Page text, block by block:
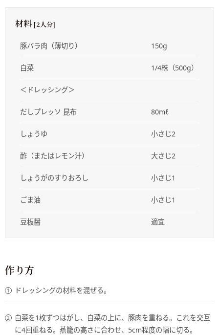
材料 [2人分]
豚バラ肉（薄切り） 150g
白菜 1/4株（500g）
＜ドレッシング＞
だしプレッソ 昆布 80mℓ
しょうゆ 小さじ2
酢（またはレモン汁） 大さじ2
しょうがのすりおろし 小さじ1
ごま油 小さじ1
豆板醤 適宜
作り方
ドレッシングの材料を混ぜる。
白菜を1枚ずつはがし、白菜の上に、豚肉を重ねる。これを交互
に4回重ねる。蒸籠の高さに合わせ、5cm程度の幅に切る。